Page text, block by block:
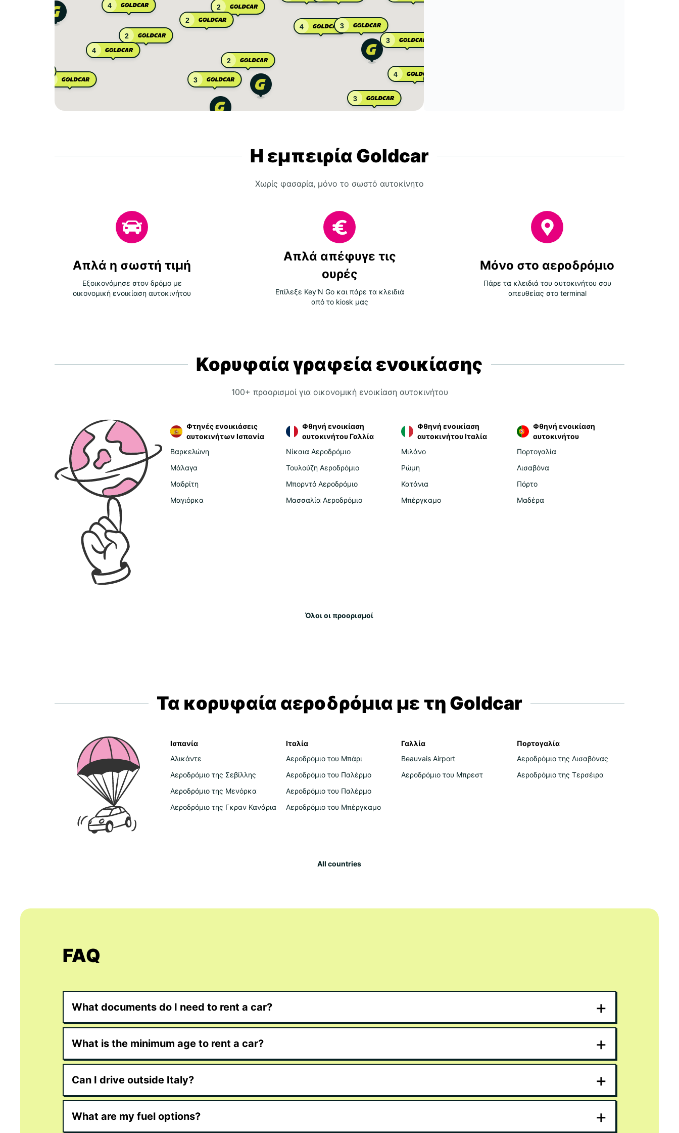
2
2
2
3
4
2
4
3
4
3
3
4
Η εμπειρία Goldcar
Χωρίς φασαρία, μόνο το σωστό αυτοκίνητο
Απλά η σωστή τιμή
Εξοικονόμησε στον δρόμο με
οικονομική ενοικίαση αυτοκινήτου
Απλά απέφυγε τις
ουρές
Επίλεξε Key'N Go και πάρε τα κλειδιά
από το kiosk μας
Μόνο στο αεροδρόμιο
Πάρε τα κλειδιά του αυτοκινήτου σου
απευθείας στο terminal
Κορυφαία γραφεία ενοικίασης
100+ προορισμοί για οικονομική ενοικίαση αυτοκινήτου
Φτηνές ενοικιάσεις
αυτοκινήτων Ισπανία
Βαρκελώνη
Μάλαγα
Μαδρίτη
Μαγιόρκα
Φθηνή ενοικίαση
αυτοκινήτου Γαλλία
Νίκαια Αεροδρόμιο
Τουλούζη Αεροδρόμιο
Μπορντό Αεροδρόμιο
Μασσαλία Αεροδρόμιο
Φθηνή ενοικίαση
αυτοκινήτου Ιταλία
Μιλάνο
Ρώμη
Κατάνια
Μπέργκαμο
Φθηνή ενοικίαση
αυτοκινήτου
Πορτογαλία
Λισαβόνα
Πόρτο
Μαδέρα
Όλοι οι προορισμοί
Τα κορυφαία αεροδρόμια με τη Goldcar
Ισπανία
Αλικάντε
Αεροδρόμιο της Σεβίλλης
Αεροδρόμιο της Μενόρκα
Αεροδρόμιο της Γκραν Κανάρια
Ιταλία
Αεροδρόμιο του Μπάρι
Αεροδρόμιο του Παλέρμο
Αεροδρόμιο του Παλέρμο
Αεροδρόμιο του Μπέργκαμο
Γαλλία
Beauvais Airport
Αεροδρόμιο του Μπρεστ
Πορτογαλία
Αεροδρόμιο της Λισαβόνας
Αεροδρόμιο της Τερσέιρα
All countries
FAQ
What documents do I need to rent a car? +
What is the minimum age to rent a car? +
Can I drive outside Italy? +
What are my fuel options? +